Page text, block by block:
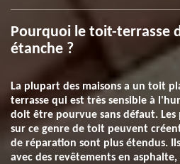
Pourquoi le toit-terrasse
étanche ?
La plupart des maisons a un toit
terrasse qui est très sensible à
doit être pourvue sans défaut.
sur ce genre de toit peuvent
de réparation sont plus étendus.
avec des revêtements en